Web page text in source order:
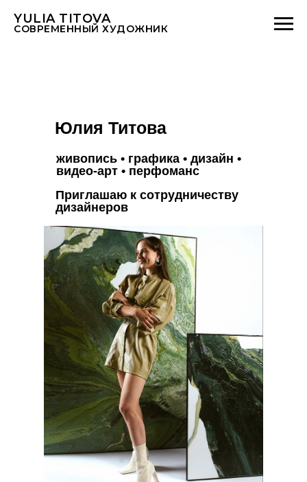
YULIA TITOVA
СОВРЕМЕННЫЙ ХУДОЖНИК
Юлия Титова
Приглашаю к сотрудничеству
дизайнеров
живопись • графика • дизайн •
видео-арт • перфоманс